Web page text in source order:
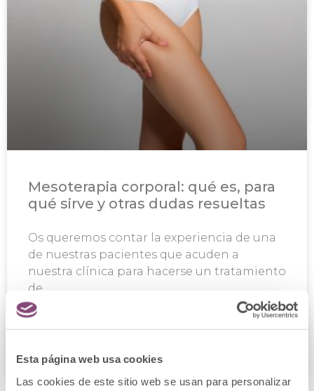
Esta página web usa cookies
Las cookies de este sitio web se usan para personalizar
Mesoterapia corporal: qué es, para
qué sirve y otras dudas resueltas
Os queremos contar la experiencia de una
de nuestras pacientes que acuden a
nuestra clínica para hacerse un tratamiento
de
Clínica Menorca 28 agosto, 2019